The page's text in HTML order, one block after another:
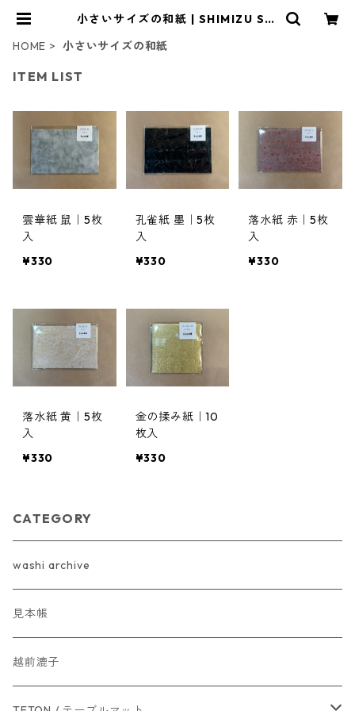
小さいサイズの和紙 | SHIMIZU SHI
HOME
小さいサイズの和紙
ITEM LIST
雲華紙 鼠｜5枚
入
¥330
孔雀紙 墨｜5枚
入
¥330
落水紙 赤｜5枚
入
¥330
落水紙 黄｜5枚
入
¥330
金の揉み紙｜10
枚入
¥330
CATEGORY
washi archive
見本帳
越前漉子